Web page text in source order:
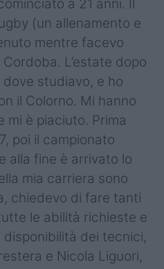
a 21 anni. Il
(un allenamento e
mentre facevo
Cordoba. L’estate dopo
studiavo, e ho
il Colorno. Mi hanno
mi è piaciuto. Prima
poi il campionato
alla fine è arrivato lo
mia carriera sono
chiedevo di fare tanti
le abilità richieste e
dei tecnici,
e Nicola Liguori,